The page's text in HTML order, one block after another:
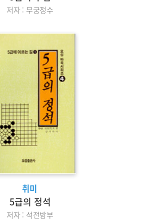
저자 : 무궁정수
취미
5급의 정석
저자 : 석전방부